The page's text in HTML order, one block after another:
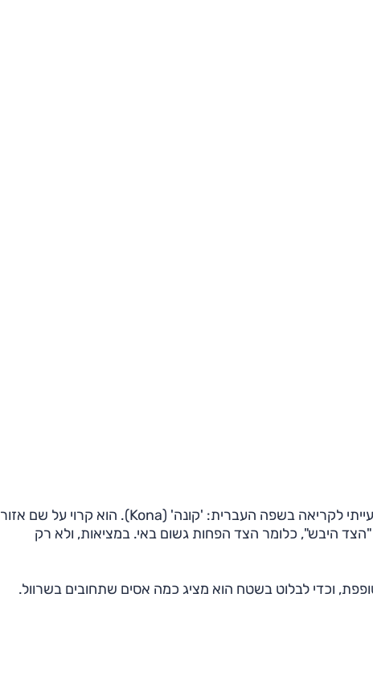
יונדאי בחרה עבור רכב הפנאי החדש שלהם, שם מעט בעייתי לקריאה בשפה העברית: 'קונה' (Kona). הוא קרוי על שם אזור
"הצד היבש", כלומר הצד הפחות גשום באי. במציאות, ולא רק
וכדי לבלוט בשטח הוא מציג כמה אסים שתחובים בשרוול.